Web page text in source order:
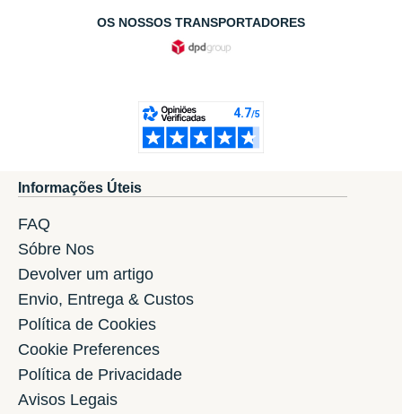
OS NOSSOS TRANSPORTADORES
Informações Úteis
FAQ
Sóbre Nos
Devolver um artigo
Envio, Entrega & Custos
Política de Cookies
Cookie Preferences
Política de Privacidade
Avisos Legais